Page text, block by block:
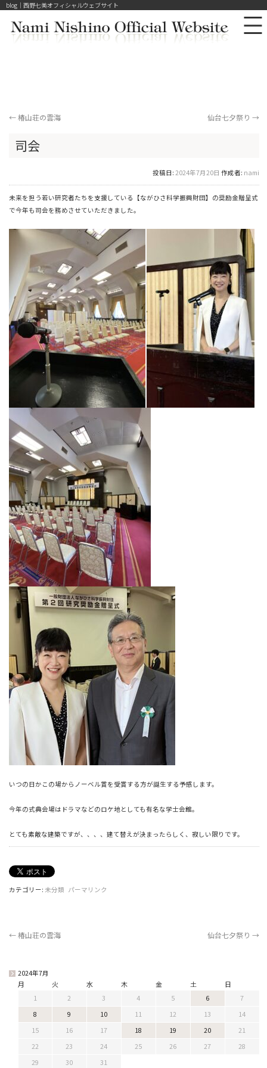
blog｜西野七美オフィシャルウェブサイト
←椿山荘の雲海 仙台七夕祭り →
司会
投稿日: 2024年7月20日 作成者: nami
未来を担う若い研究者たちを支援している【ながひさ科学振興財団】の奨励金贈呈式
で今年も司会を務めさせていただきました。
いつの日かこの場からノーベル賞を受賞する方が誕生する予感します。
今年の式典会場はドラマなどのロケ地としても有名な学士会館。
とても素敵な建築ですが、、、、建て替えが決まったらしく、寂しい限りです。
カテゴリー: 未分類 パーマリンク
←椿山荘の雲海 仙台七夕祭り →
2024年7月
月 火 水 木 金 土 日
1 2 3 4 5 6
7
8
9 10 11 12 13
14
15
16 17 18 19 20
21
22
23 24 25 26 27
28
29
30 31